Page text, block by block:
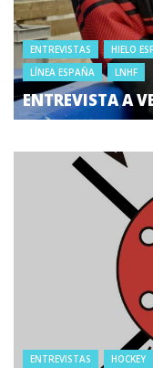
ENTREVISTAS HIELO
LÍNEA ESPAÑA
LNHF
ENTREVISTA A
ENTREVISTAS HOCKEY